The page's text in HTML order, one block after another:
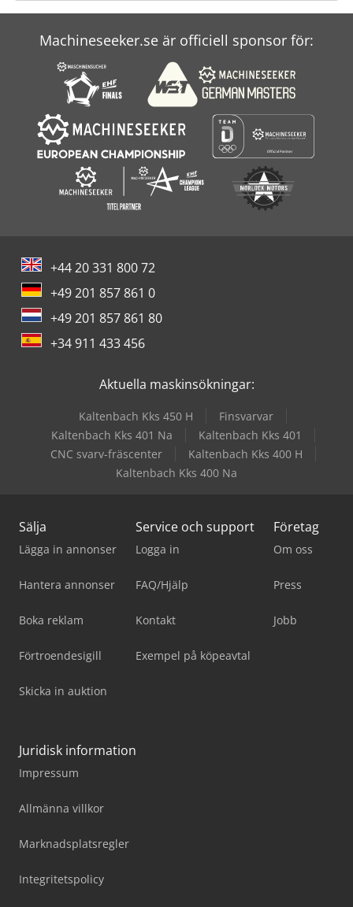
Machineseeker.se är officiell sponsor för:
+44 20 331 800 72
+49 201 857 861 0
+49 201 857 861 80
+34 911 433 456
Aktuella maskinsökningar:
Kaltenbach Kks 450 H
Finsvarvar
Kaltenbach Kks 401 Na
Kaltenbach Kks 401
CNC svarv-fräscenter
Kaltenbach Kks 400 H
Kaltenbach Kks 400 Na
Sälja
Lägga in annonser
Hantera annonser
Boka reklam
Förtroendesigill
Skicka in auktion
Service och support
Logga in
FAQ/Hjälp
Kontakt
Exempel på köpeavtal
Företag
Om oss
Press
Jobb
Juridisk information
Impressum
Allmänna villkor
Marknadsplatsregler
Integritetspolicy